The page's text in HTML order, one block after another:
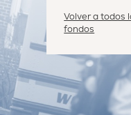
Volver a todos
fondos